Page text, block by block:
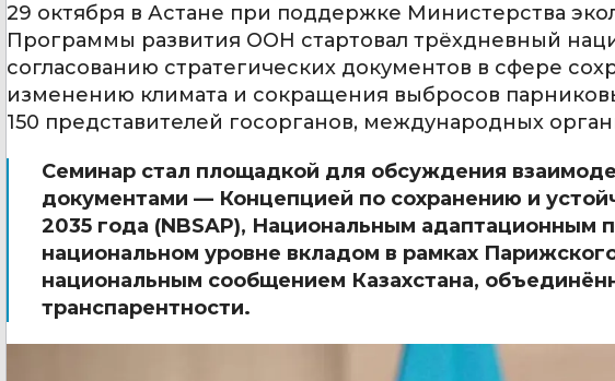
29 октября в Астане при поддержке Министерства
Программы развития ООН стартовал трёхдневный
согласованию стратегических документов в сфере
изменению климата и сокращения выбросов
150 представителей госорганов, международных
Семинар стал площадкой для обсуждения
документами — Концепцией по сохранению и
2035 года (NBSAP), Национальным адаптационным
национальном уровне вкладом в рамках
национальным сообщением Казахстана,
транспарентности.